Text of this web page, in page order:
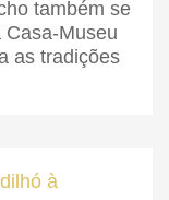
também se
Museu
as tradições